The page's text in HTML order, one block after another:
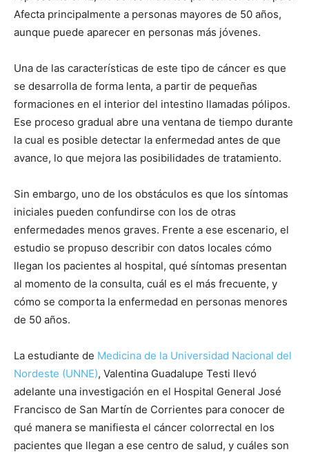
Afecta principalmente a personas mayores de 50 años,
aunque puede aparecer en personas más jóvenes.
Una de las características de este tipo de cáncer es que
se desarrolla de forma lenta, a partir de pequeñas
formaciones en el interior del intestino llamadas pólipos.
Ese proceso gradual abre una ventana de tiempo durante
la cual es posible detectar la enfermedad antes de que
avance, lo que mejora las posibilidades de tratamiento.
Sin embargo, uno de los obstáculos es que los síntomas
iniciales pueden confundirse con los de otras
enfermedades menos graves. Frente a ese escenario, el
estudio se propuso describir con datos locales cómo
llegan los pacientes al hospital, qué síntomas presentan
al momento de la consulta, cuál es el más frecuente, y
cómo se comporta la enfermedad en personas menores
de 50 años.
La estudiante de Medicina de la Universidad Nacional del
Nordeste (UNNE), Valentina Guadalupe Testi llevó
adelante una investigación en el Hospital General José
Francisco de San Martín de Corrientes para conocer de
qué manera se manifiesta el cáncer colorrectal en los
pacientes que llegan a ese centro de salud, y cuáles son